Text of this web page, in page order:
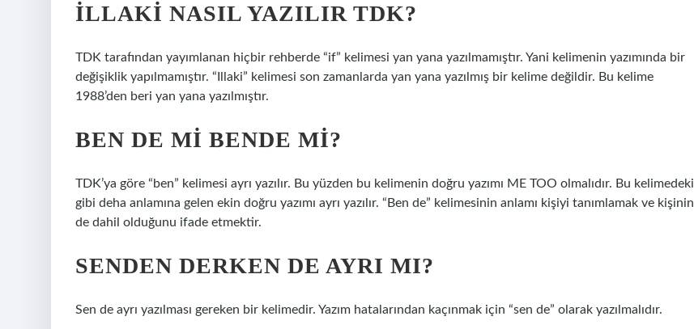
İLLAKI NASIL YAZILIR TDK?
TDK tarafından yayımlanan hiçbir rehberde “if” kelimesi yan yana yazılmamıştır. Yani kelimenin yazımında bir
değişiklik yapılmamıştır. “Illaki” kelimesi son zamanlarda yan yana yazılmış bir kelime değildir. Bu kelime
1988’den beri yan yana yazılmıştır.
BEN DE MI BENDE MI?
TDK’ya göre “ben” kelimesi ayrı yazılır. Bu yüzden bu kelimenin doğru yazımı ME TOO olmalıdır. Bu kelimedeki
gibi deha anlamına gelen ekin doğru yazımı ayrı yazılır. “Ben de” kelimesinin anlamı kişiyi tanımlamak ve kişinin
de dahil olduğunu ifade etmektir.
SENDEN DERKEN DE AYRI MI?
Sen de ayrı yazılması gereken bir kelimedir. Yazım hatalarından kaçınmak için “sen de” olarak yazılmalıdır.